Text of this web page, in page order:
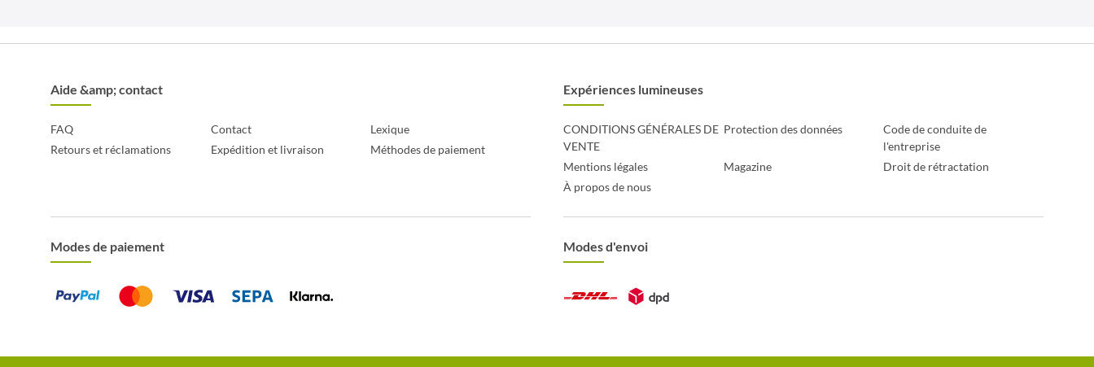
Aide &amp; contact
FAQ Contact
Lexique
Retours et réclamations
Expédition et livraison Méthodes de paiement
Expériences lumineuses
CONDITIONS GÉNÉRALES DE
VENTE
Protection des données
Code de conduite de
l'entreprise
Mentions légales
Magazine
Droit de rétractation
À propos de nous
Modes de paiement Modes d'envoi